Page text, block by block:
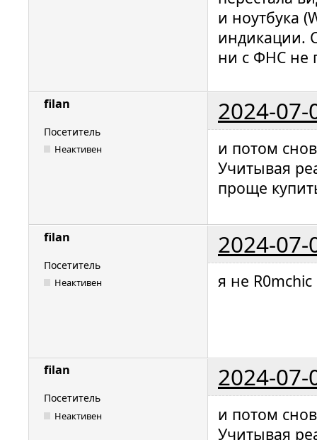
и ноутбука
индикации.
ни с ФНС не
filan 2024-07-
Посетитель
Неактивен
и потом
Учитывая
проще
filan 2024-07-
Посетитель
Неактивен я не R0mchic
filan 2024-07-
Посетитель
Неактивен
и потом
Учитывая